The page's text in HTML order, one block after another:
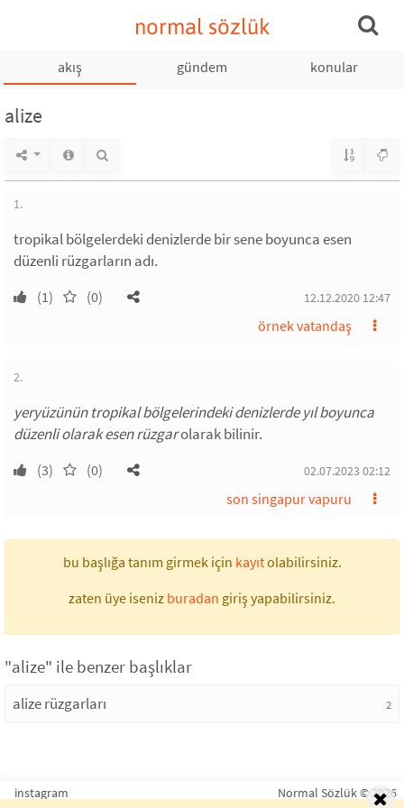
normal sözlük
akış gündem konular
alize
1.
tropikal bölgelerdeki denizlerde bir sene boyunca esen
düzenli rüzgarların adı.
(1) (0) 12.12.2020 12:47
örnek vatandaş
2.
yeryüzünün tropikal bölgelerindeki denizlerde yıl boyunca
düzenli olarak esen rüzgarolarak bilinir.
(3) (0) 02.07.2023 02:12
son singapur vapuru
bu başlığa tanım girmek için kayıtolabilirsiniz.
zaten üye iseniz buradan giriş yapabilirsiniz.
"alize" ile benzer başlıklar
alize rüzgarları 2
instagram Normal Sözlük © 2026